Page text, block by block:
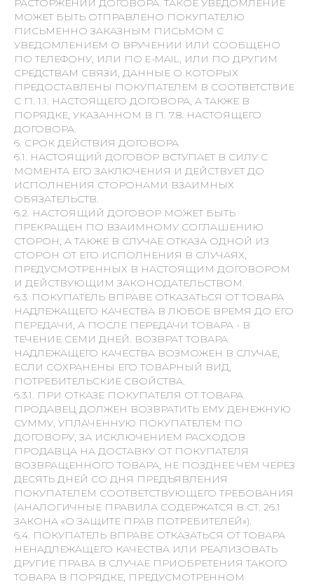
РАСТОРЖЕНИИ ДОГОВОРА. ТАКОЕ УВЕДОМЛЕНИЕ
МОЖЕТ БЫТЬ ОТПРАВЛЕНО ПОКУПАТЕЛЮ
ПИСЬМЕННО ЗАКАЗНЫМ ПИСЬМОМ С
УВЕДОМЛЕНИЕМ О ВРУЧЕНИИ ИЛИ СООБЩЕНО
ПО ТЕЛЕФОНУ, ИЛИ ПО E-MAIL, ИЛИ ПО ДРУГИМ
СРЕДСТВАМ СВЯЗИ, ДАННЫЕ О КОТОРЫХ
ПРЕДОСТАВЛЕНЫ ПОКУПАТЕЛЕМ В СООТВЕТСТВИЕ
С П. 1.1. НАСТОЯЩЕГО ДОГОВОРА, А ТАКЖЕ В
ПОРЯДКЕ, УКАЗАННОМ В П. 7.8. НАСТОЯЩЕГО
ДОГОВОРА.
6. СРОК ДЕЙСТВИЯ ДОГОВОРА
6.1. НАСТОЯЩИЙ ДОГОВОР ВСТУПАЕТ В СИЛУ С
МОМЕНТА ЕГО ЗАКЛЮЧЕНИЯ И ДЕЙСТВУЕТ ДО
ИСПОЛНЕНИЯ СТОРОНАМИ ВЗАИМНЫХ
ОБЯЗАТЕЛЬСТВ.
6.2. НАСТОЯЩИЙ ДОГОВОР МОЖЕТ БЫТЬ
ПРЕКРАЩЕН ПО ВЗАИМНОМУ СОГЛАШЕНИЮ
СТОРОН, А ТАКЖЕ В СЛУЧАЕ ОТКАЗА ОДНОЙ ИЗ
СТОРОН ОТ ЕГО ИСПОЛНЕНИЯ В СЛУЧАЯХ,
ПРЕДУСМОТРЕННЫХ В НАСТОЯЩИМ ДОГОВОРОМ
И ДЕЙСТВУЮЩИМ ЗАКОНОДАТЕЛЬСТВОМ.
6.3. ПОКУПАТЕЛЬ ВПРАВЕ ОТКАЗАТЬСЯ ОТ ТОВАРА
НАДЛЕЖАЩЕГО КАЧЕСТВА В ЛЮБОЕ ВРЕМЯ ДО ЕГО
ПЕРЕДАЧИ, А ПОСЛЕ ПЕРЕДАЧИ ТОВАРА - В
ТЕЧЕНИЕ СЕМИ ДНЕЙ. ВОЗВРАТ ТОВАРА
НАДЛЕЖАЩЕГО КАЧЕСТВА ВОЗМОЖЕН В СЛУЧАЕ,
ЕСЛИ СОХРАНЕНЫ ЕГО ТОВАРНЫЙ ВИД,
ПОТРЕБИТЕЛЬСКИЕ СВОЙСТВА.
6.3.1. ПРИ ОТКАЗЕ ПОКУПАТЕЛЯ ОТ ТОВАРА
ПРОДАВЕЦ ДОЛЖЕН ВОЗВРАТИТЬ ЕМУ ДЕНЕЖНУЮ
СУММУ, УПЛАЧЕННУЮ ПОКУПАТЕЛЕМ ПО
ДОГОВОРУ, ЗА ИСКЛЮЧЕНИЕМ РАСХОДОВ
ПРОДАВЦА НА ДОСТАВКУ ОТ ПОКУПАТЕЛЯ
ВОЗВРАЩЕННОГО ТОВАРА, НЕ ПОЗДНЕЕ ЧЕМ ЧЕРЕЗ
ДЕСЯТЬ ДНЕЙ СО ДНЯ ПРЕДЪЯВЛЕНИЯ
ПОКУПАТЕЛЕМ СООТВЕТСТВУЮЩЕГО ТРЕБОВАНИЯ
(АНАЛОГИЧНЫЕ ПРАВИЛА СОДЕРЖАТСЯ В СТ. 26.1
ЗАКОНА «О ЗАЩИТЕ ПРАВ ПОТРЕБИТЕЛЕЙ»).
6.4. ПОКУПАТЕЛЬ ВПРАВЕ ОТКАЗАТЬСЯ ОТ ТОВАРА
НЕНАДЛЕЖАЩЕГО КАЧЕСТВА ИЛИ РЕАЛИЗОВАТЬ
ДРУГИЕ ПРАВА В СЛУЧАЕ ПРИОБРЕТЕНИЯ ТАКОГО
ТОВАРА В ПОРЯДКЕ, ПРЕДУСМОТРЕННОМ